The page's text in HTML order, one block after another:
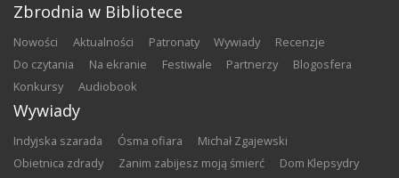
Zbrodnia w Bibliotece
nowości aktualności patronaty wywiady
recenzje
do czytania
na ekranie festiwale partnerzy
blogosfera
konkursy
audiobook
Wywiady
Indyjska szarada Ósma ofiara
Michał Zgajewski
Obietnica zdrady
Zanim zabijesz moją śmierć
Dom Klepsydry